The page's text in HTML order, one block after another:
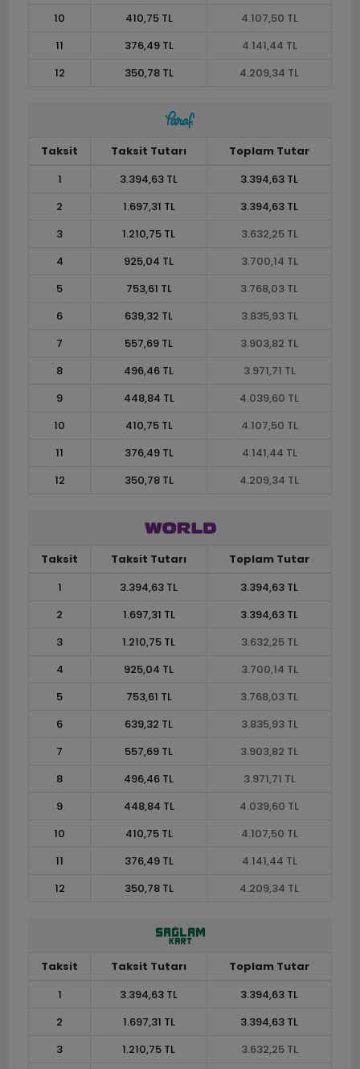
10
410,75 TL
4.107,50 TL
11
376,49 TL
4.141,44 TL
12
350,78 TL 4.209,34 TL
Taksit Taksit Tutarı
Toplam Tutar
1
3.394,63 TL
3.394,63 TL
2
1.697,31 TL
3.394,63 TL
3
1.210,75 TL
3.632,25 TL
4
925,04 TL
3.700,14 TL
5
753,61 TL
3.768,03 TL
6
639,32 TL
3.835,93 TL
7
557,69 TL
3.903,82 TL
8
496,46 TL
3.971,71 TL
9
448,84 TL
4.039,60 TL
10
410,75 TL
4.107,50 TL
11
376,49 TL
4.141,44 TL
12
350,78 TL 4.209,34 TL
Taksit Taksit Tutarı
Toplam Tutar
1
3.394,63 TL
3.394,63 TL
2
1.697,31 TL
3.394,63 TL
3
1.210,75 TL
3.632,25 TL
4
925,04 TL
3.700,14 TL
5
753,61 TL
3.768,03 TL
6
639,32 TL
3.835,93 TL
7
557,69 TL
3.903,82 TL
8
496,46 TL
3.971,71 TL
9
448,84 TL
4.039,60 TL
10
410,75 TL
4.107,50 TL
11
376,49 TL
4.141,44 TL
12
350,78 TL 4.209,34 TL
Taksit Taksit Tutarı
Toplam Tutar
1
3.394,63 TL
3.394,63 TL
2
1.697,31 TL
3.394,63 TL
3
1.210,75 TL
3.632,25 TL